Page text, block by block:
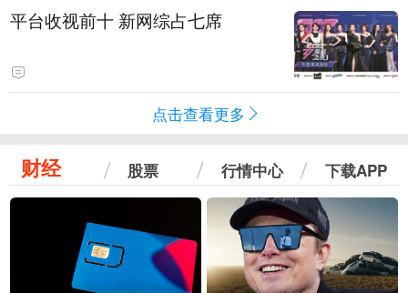
平台收视前十 新网综占七席
点击查看更多
财经 股票 行情中心 下载APP